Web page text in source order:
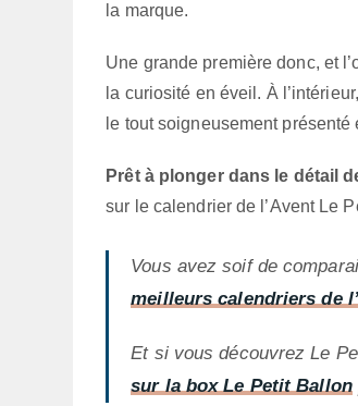
la marque.
Une grande première donc, et
la curiosité en éveil. À
le tout soigneusement
Prêt à plonger dans le détail
sur le calendrier de l’Avent Le
Vous avez soif de
meilleurs calendriers de
Et si vous découvrez Le
sur la box Le Petit Ballon